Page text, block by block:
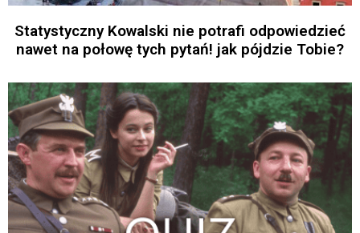
Statystyczny Kowalski nie potrafi odpowiedzieć
nawet na połowę tych pytań! jak pójdzie Tobie?